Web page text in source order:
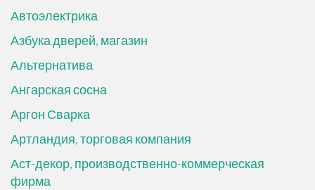
Автоэлектрика
Азбука дверей, магазин
Альтернатива
Ангарская сосна
Аргон Сварка
Артландия, торговая компания
Аст-декор, производственно-коммерческая
фирма